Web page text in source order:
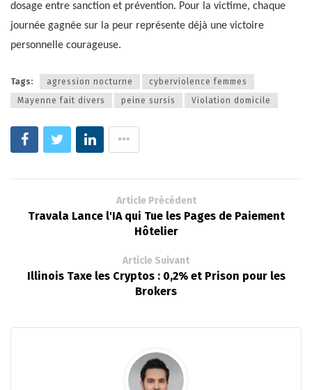
dosage entre sanction et prévention. Pour la victime, chaque
journée gagnée sur la peur représente déjà une victoire
personnelle courageuse.
Tags: agression nocturne
cyberviolence femmes
Mayenne fait divers
peine sursis Violation domicile
Article Précédent
Travala Lance l'IA qui Tue les Pages de Paiement
Hôtelier
Article Suivant
Illinois Taxe les Cryptos : 0,2% et Prison pour les
Brokers